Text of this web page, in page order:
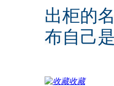
出柜的
布自己
收藏